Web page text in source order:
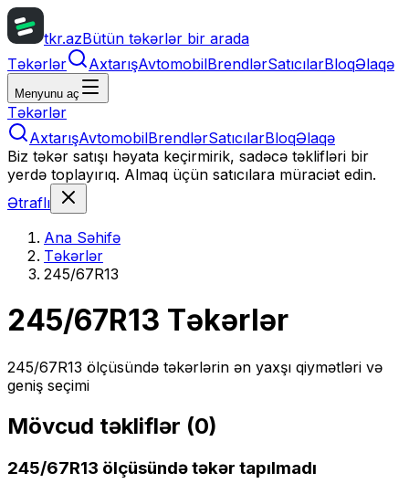
tkr.azBütün təkərlər bir arada
Təkərlər
AxtarışAvtomobilBrendlərSatıcılarBloqƏlaqə
Menyunu aç
Təkərlər
AxtarışAvtomobilBrendlərSatıcılarBloqƏlaqə
Biz təkər satışı həyata keçirmirik, sadəcə təklifləri bir
yerdə toplayırıq. Almaq üçün satıcılara müraciət edin.
Ətraflı
Ana Səhifə
Təkərlər
245/67R13
245/67R13 Təkərlər
245/67R13 ölçüsündə təkərlərin ən yaxşı qiymətləri və
geniş seçimi
Mövcud təkliflər (0)
245/67R13 ölçüsündə təkər tapılmadı